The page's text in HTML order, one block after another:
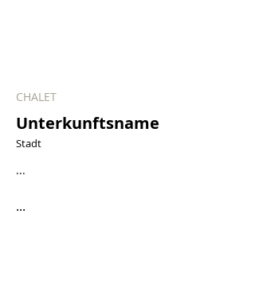
CHALET
Unterkunftsname
Stadt
...
...